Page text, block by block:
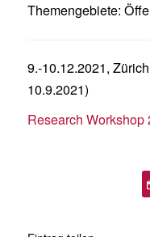
Themengebiete:
9.-10.12.2021,
10.9.2021)
Research